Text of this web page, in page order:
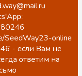
SeedWay23-online
- если Вам не
ответим на